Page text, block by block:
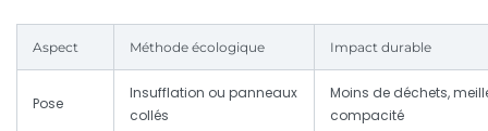
Aspect Méthode écologique Impact durable
Pose
Insufflation ou panneaux
collés
Moins de déchets,
compacité